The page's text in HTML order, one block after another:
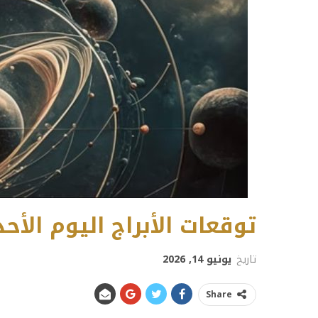
توقعات الأبراج اليوم الأحد 14 يونيو
تاريخ يونيو 14, 2026
Share